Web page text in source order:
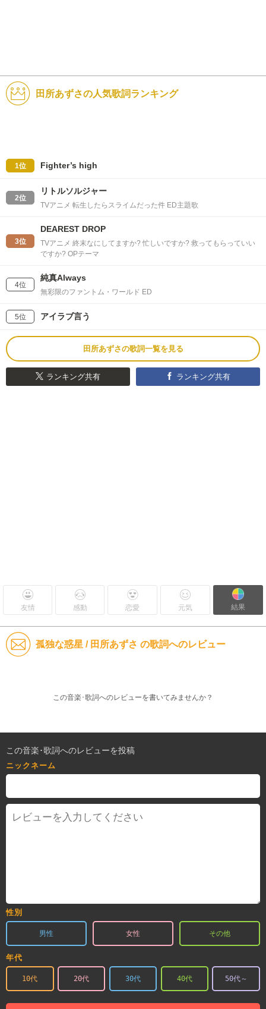
田所あずさの人気歌詞ランキング
1位 Fighter’s high
2位
リトルソルジャー
TVアニメ 転生したらスライムだった件 ED主題歌
3位
DEAREST DROP
TVアニメ 終末なにしてますか? 忙しいですか? 救ってもらっていい
ですか? OPテーマ
4位
純真Always
無彩限のファントム・ワールド ED
5位 アイラブ言う
田所あずさの歌詞一覧を見る
ランキング共有 ランキング共有
友情 感動 恋愛 元気 結果
孤独な惑星 / 田所あずさ の歌詞へのレビュー
この音楽･歌詞へのレビューを書いてみませんか？
この音楽･歌詞へのレビューを投稿
ニックネーム
性別
男性 女性 その他
年代
10代 20代 30代 40代 50代～